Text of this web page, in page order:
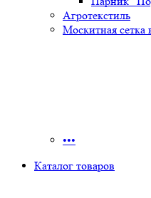
Агротекстиль
Москитная сетка
•••
Каталог товаров